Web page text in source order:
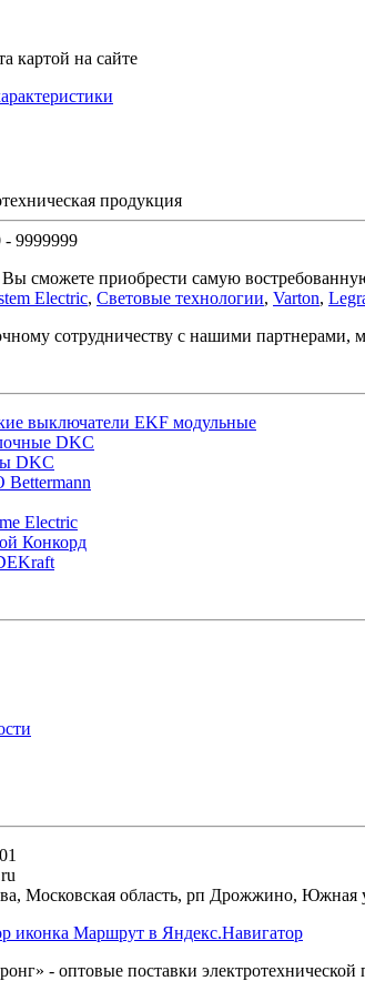
картой на сайте
продукция
- 9999999
сможете приобрести самую
Electric, Световые технологии, Varton,
сотрудничеству с нашими
выключатели EKF модульные
DKC
DKC
Bettermann
Electric
Конкорд
, Московская область, рп Дрожжино, Южная
Маршрут в Яндекс.Навигатор
- оптовые поставки электротехнической